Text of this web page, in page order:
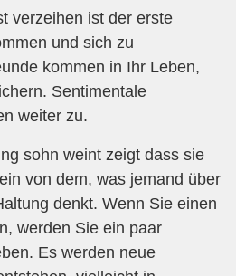
verzeihen ist der erste
und sich zu
kommen in Ihr Leben,
Sentimentale
weiter zu.
sohn weint zeigt dass sie
von dem, was jemand über
denkt. Wenn Sie einen
werden Sie ein paar
Es werden neue